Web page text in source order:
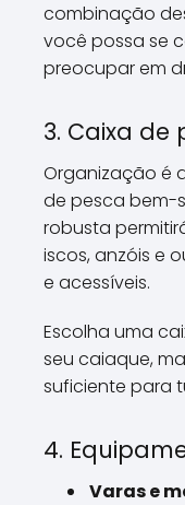
combinação
você possa se
preocupar em
3. Caixa de
Organização é
de pesca bem-
robusta
iscos, anzóis e
e acessíveis.
Escolha uma
seu caiaque,
suficiente para
4.
Varas e